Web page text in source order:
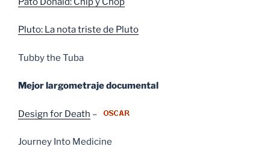
Pluto: La nota triste de Pluto
Tubby the Tuba
Mejor largometraje documental
Design for Death –
Journey Into Medicine